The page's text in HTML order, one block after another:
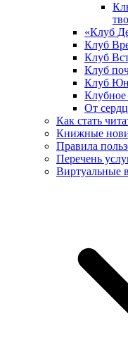
«Клуб
Клуб
Клуб
Клуб
Клуб
От
Как стать
Книжные
Правила
Перечень
Виртуальные